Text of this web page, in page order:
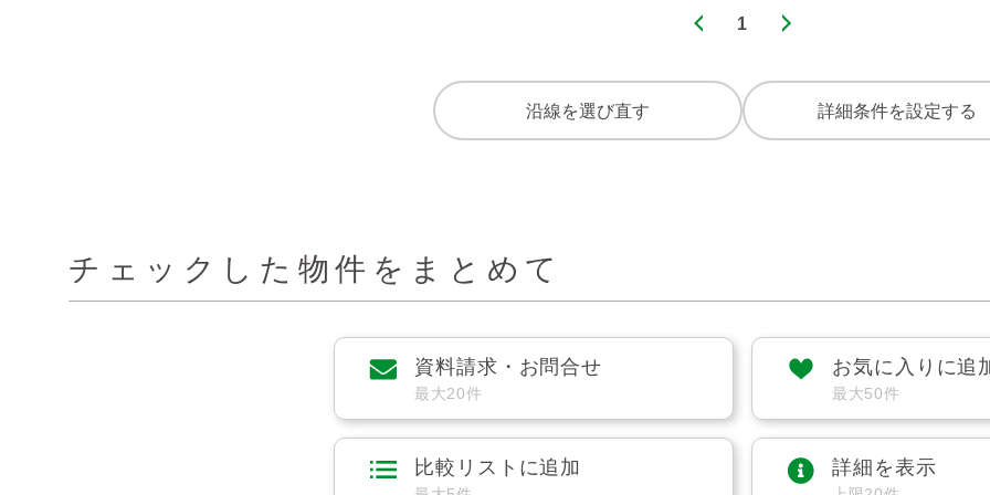
1
沿線を選び直す 詳細条件を設定する
チェックした物件をまとめて
資料請求・お問合せ
最大20件
お気に入りに追
最大50件
比較リストに追加 詳細を表示